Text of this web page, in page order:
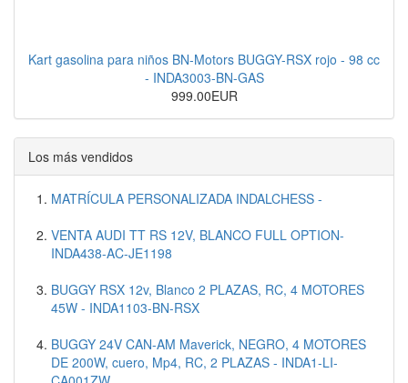
Kart gasolina para niños BN-Motors BUGGY-RSX rojo - 98 cc
- INDA3003-BN-GAS
999.00EUR
Los más vendidos
MATRÍCULA PERSONALIZADA INDALCHESS -
VENTA AUDI TT RS 12V, BLANCO FULL OPTION-
INDA438-AC-JE1198
BUGGY RSX 12v, Blanco 2 PLAZAS, RC, 4 MOTORES
45W - INDA1103-BN-RSX
BUGGY 24V CAN-AM Maverick, NEGRO, 4 MOTORES
DE 200W, cuero, Mp4, RC, 2 PLAZAS - INDA1-LI-